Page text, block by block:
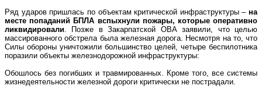
Ряд ударов пришлась по объектам критической инфраструктуры – на
месте попаданий БПЛА вспыхнули пожары, которые оперативно
ликвидировали. Позже в Закарпатской ОВА заявили, что целью
массированного обстрела была железная дорога. Несмотря на то, что
Силы обороны уничтожили большинство целей, четыре беспилотника
поразили объекты железнодорожной инфраструктуры:
Обошлось без погибших и травмированных. Кроме того, все системы
жизнедеятельности железной дороги критически не пострадали.